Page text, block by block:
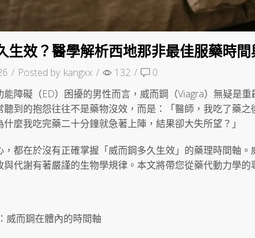
生效？醫學解析西地那非最佳服藥時
/ Posted by kangxx / 132 /
0
能障礙（ED）困擾的男性而言，威而鋼（Viagra）無疑是
聽到的抱怨往往不是藥物沒效，而是：「醫師，我吃了藥
麼我吃完藥二十分鐘就急著上陣，結果卻大失所望？」
，都在於沒有正確掌握「威而鋼多久生效」的藥理時間軸
與代謝有著嚴謹的生物學規律。本文將帶您從藥代動力學
威而鋼在體內的時間軸